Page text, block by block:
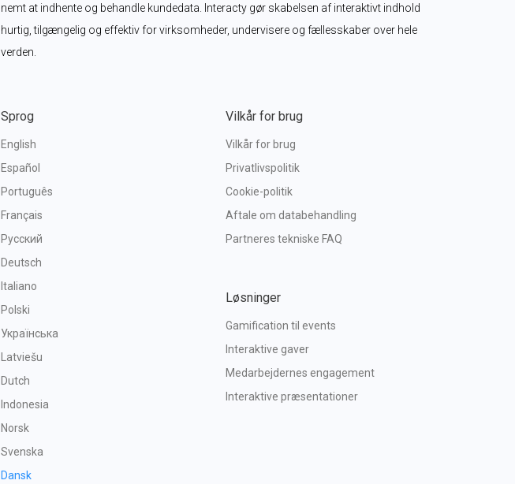
nemt at indhente og behandle kundedata. Interacty gør skabelsen af interaktivt indhold
hurtig, tilgængelig og effektiv for virksomheder, undervisere og fællesskaber over hele
verden.
Sprog
English
Español
Português
Français
Русский
Deutsch
Italiano
Polski
Українська
Latviešu
Dutch
Indonesia
Norsk
Svenska
Dansk
Vilkår for brug
Vilkår for brug
Privatlivspolitik
Cookie-politik
Aftale om databehandling
Partneres tekniske FAQ
Løsninger
Gamification til events
Interaktive gaver
Medarbejdernes engagement
Interaktive præsentationer